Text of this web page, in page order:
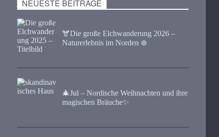
NEUESTE BEITRÄGE
🫎​Die große Elchwanderung 2026 –
Naturerlebnis im Norden ❄️
🎄Jul – Nordische Weihnachten und ihre
magischen Bräuche✨